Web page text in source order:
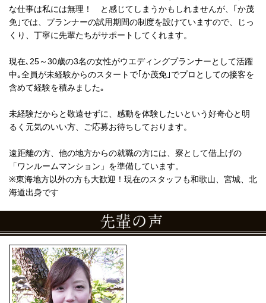
な仕事は私には無理！ と感じてしまうかもしれませんが、｢か茂
免｣では、プランナーの試用期間の制度を設けていますので、じっ
くり、丁寧に先輩たちがサポートしてくれます。
現在､25～30歳の3名の女性がウエディングプランナーとして活躍
中｡全員が未経験からのスタートで｢か茂免｣でプロとしての接客を
含めて経験を積みました｡
未経験だからと敬遠せずに、感動を体験したいという好奇心と明
るく元気のいい方、ご応募お待ちしております。
遠距離の方、他の地方からの就職の方には、寮として借上げの
「ワンルームマンション」を準備しています。
※東海地方以外の方も大歓迎！現在のスタッフも和歌山、宮城、北
海道出身です